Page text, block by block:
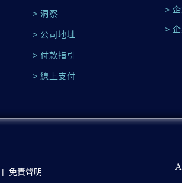
> 洞察
> 公司地址
> 付款指引
> 線上支付
>
>
| 免責聲明